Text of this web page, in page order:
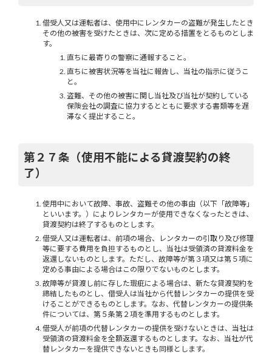
借受人又は運転者は、使用中にレンタカーの盗難が発生したとき
その他の被害を受けたときは、次に定める措置をとるものとしま
す。
直ちに最寄りの警察に通報すること。
直ちに被害状況等を当社に報告し、当社の指示に従うこ
と。
盗難、その他の被害に関し当社及び当社が契約している
保険会社の調査に協力するとともに要求する書類等を遅
滞なく提出すること。
第２７条（使用不能による貸渡契約の終
了）
使用中において故障、事故、盗難その他の事由（以下「故障等」
といいます。）によりレンタカーが使用できなくなったときは、
貸渡契約は終了するものとします。
借受人又は運転者は、前項の場合、レンタカーの引取り及び修理
等に要する費用を負担するものとし、当社は受領済の貸渡料金を
返還しないものとします。ただし、故障等が第３項又は第５項に
定める事由による場合はこの限りでないものとします。
故障等が貸渡し前に存した瑕疵による場合は、新たな貸渡契約を
締結したものとし、借受人は当社から代替レンタカーの提供を受
けることができるものとします。なお、代替レンタカーの提供条
件については、第５条第２項を準用するものとします。
借受人が前項の代替レンタカーの提供を受けないときは、当社は
受領済の貸渡料金を全額返還するものとします。なお、当社が代
替レンタカーを提供できないときも同様とします。